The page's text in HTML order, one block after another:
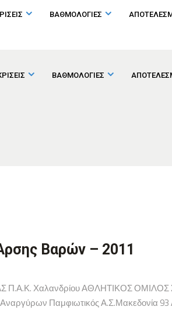
ΒΑΘΜΟΛΟΓΙΕΣ
ΒΑΘΜΟΛΟΓΙΕΣ
Βαρών – 2011
Χαλανδρίου ΑΘΛΗΤΙΚΟΣ
Παμφιωτικός Α.Σ.Μακεδονία 93